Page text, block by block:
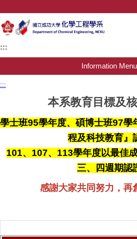
the
main
content
block
:::
Information Menu
About Us
Admissions
Regulations
:::
本系教育目標及
學士班95學年度、碩博士班97學
程及科技教育』
101、107、113學年度以最佳
三、四週期認
感謝大家共同努力，再